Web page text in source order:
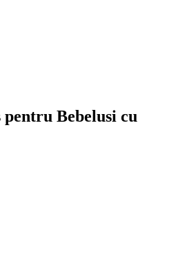
pentru Bebelusi cu